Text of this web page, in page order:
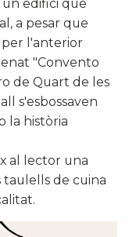
un edifici que
a pesar que
l'anterior
"Convento
de Quart de les
s'esbossaven
la història
al lector una
taulells de cuina